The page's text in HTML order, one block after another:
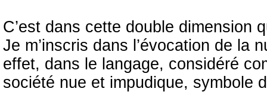
C’est dans cette double dimension
Je m’inscris dans l’évocation de la
effet, dans le langage, considéré
société nue et impudique, symbole